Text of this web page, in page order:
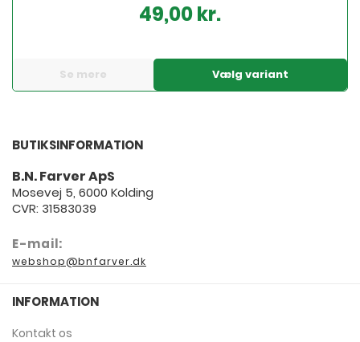
49,00 kr.
Se mere Vælg variant
BUTIKSINFORMATION
B.N. Farver ApS
Mosevej 5, 6000 Kolding
CVR: 31583039
E-mail:
webshop@bnfarver.dk
INFORMATION
Kontakt os